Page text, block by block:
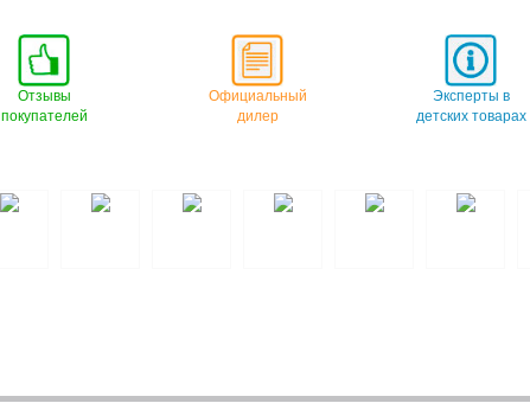
Отзывы
покупателей
Официальный
дилер
Эксперты в
детских товарах